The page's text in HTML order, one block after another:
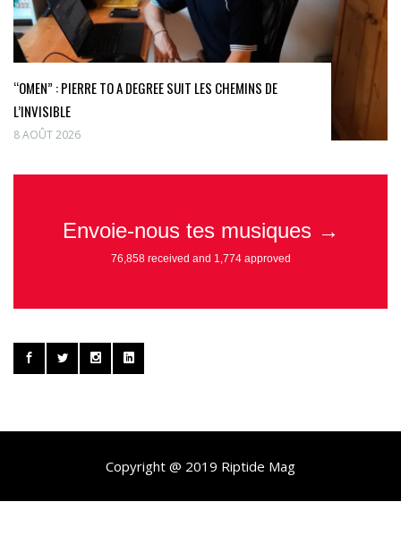
“OMEN” : PIERRE TO A DEGREE SUIT LES CHEMINS DE
L’INVISIBLE
8 AOÛT 2026
Copyright @ 2019 Riptide Mag